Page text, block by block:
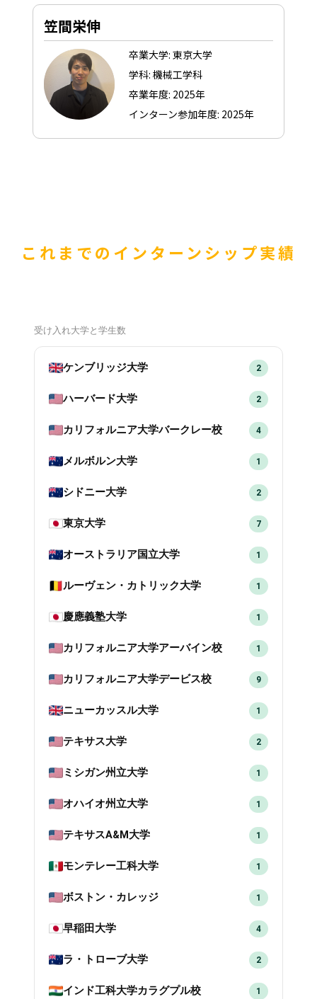
笠間栄伸
卒業大学: 東京大学
学科: 機械工学科
卒業年度: 2025年
インターン参加年度: 2025年
これまでのインターンシップ実績
受け入れ大学と学生数
ケンブリッジ大学 2
ハーバード大学 2
カリフォルニア大学バークレー校 4
メルボルン大学 1
シドニー大学 2
東京大学 7
オーストラリア国立大学 1
ルーヴェン・カトリック大学 1
慶應義塾大学 1
カリフォルニア大学アーバイン校 1
カリフォルニア大学デービス校 9
ニューカッスル大学 1
テキサス大学 2
ミシガン州立大学 1
オハイオ州立大学 1
テキサスA&M大学 1
モンテレー工科大学 1
ボストン・カレッジ 1
早稲田大学 4
ラ・トローブ大学 2
インド工科大学カラグプル校 1